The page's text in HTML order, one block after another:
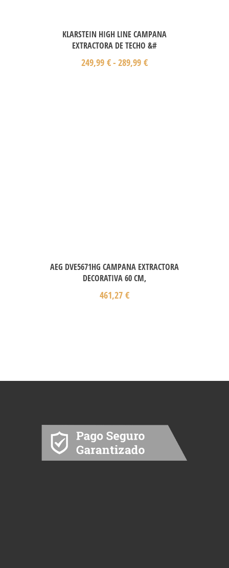
KLARSTEIN HIGH LINE CAMPANA
EXTRACTORA DE TECHO &#
249,99 €- 289,99 €
AEG DVE5671HG CAMPANA EXTRACTORA
DECORATIVA 60 CM,
461,27 €